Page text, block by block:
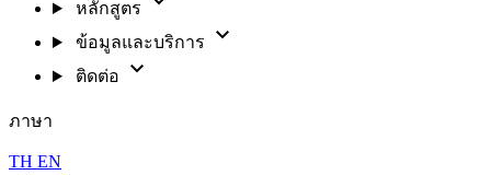
หลักสูตร
ข้อมูลและบริการ expand_more
ติดต่อ expand_more
ภาษา
TH EN